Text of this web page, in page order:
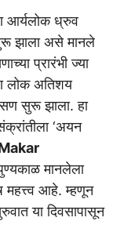
आर्यलोक ध्रुव
झाला असे मानले
प्रारंभी ज्या
लोक अतिशय
सण सुरू झाला. हा
‘अयन
मानलेला
महत्त्व आहे. म्हणून
या दिवसापासून